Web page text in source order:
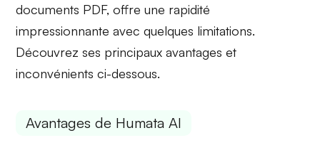
documents PDF, offre une rapidité
impressionnante avec quelques limitations.
Découvrez ses principaux avantages et
inconvénients ci-dessous.
Avantages de Humata AI